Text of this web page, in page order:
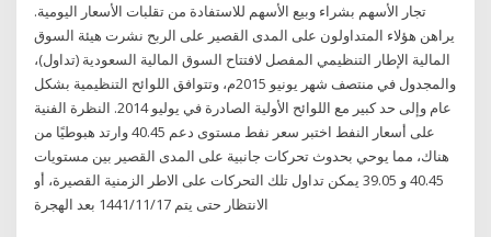
تجار الأسهم بشراء وبيع الأسهم للاستفادة من تقلبات الأسعار اليومية.
يراهن هؤلاء المتداولون على المدى القصير على الربح نشرت هيئة السوق
المالية الإطار التنظيمي المفصل لافتتاح السوق المالية السعودية (تداول)،
والمجدول في منتصف شهر يونيو 2015م، وتتوافق اللوائح التنظيمية بشكل
عام وإلى حد كبير مع اللوائح الأولية الصادرة في يوليو 2014. النظرة الفنية
على أسعار النفط اختبر سعر نفط مستوى دعم 40.45 وارتد هبوطيًا من
هناك، مما يوحي بحدوث تحركات جانبية على المدى القصير بين مستويات
40.45 و 39.05 يمكن تداول تلك التحركات على الاطر الزمنية القصيرة، أو
الانتظار حتى يتم 17‏‏/11‏‏/1441 بعد الهجرة